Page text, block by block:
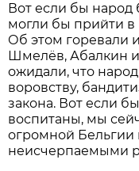
Вот если бы народ
могли бы прийти в
Об этом горевали
Шмелёв, Абалкин
ожидали, что
воровству,
закона. Вот если
воспитаны, мы
огромной
неисчерпаемыми